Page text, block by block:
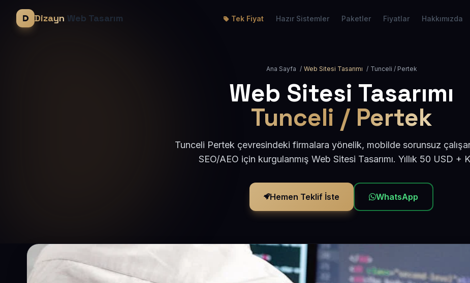
Dizayn Web Tasarım Tek Fiyat Hazır Sistemler Paketler Fiyatlar Hakkımızda
Ana Sayfa / Web Sitesi Tasarımı / Tunceli / Pertek
Web Sitesi Tasarımı
Tunceli / Pertek
Tunceli Pertek çevresindeki firmalara yönelik, mobilde sorunsuz
SEO/AEO için kurgulanmış Web Sitesi Tasarımı. Yıllık 50 USD +
Hemen Teklif İste WhatsApp